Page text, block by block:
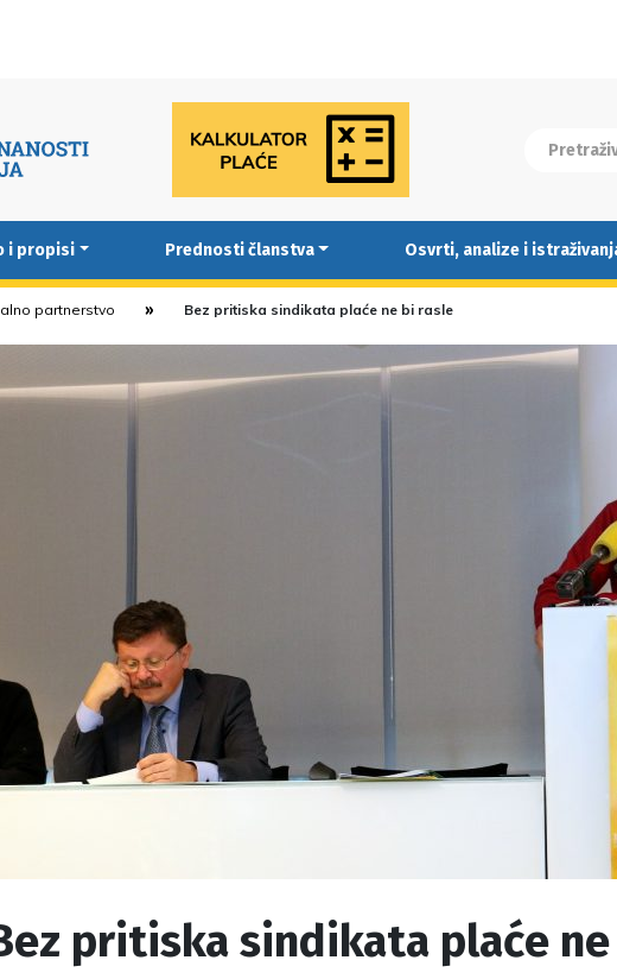
i propisi Prednosti članstva Osvrti, analize i
partnerstvo Bez pritiska sindikata plaće ne bi rasle
pritiska sindikata plaće